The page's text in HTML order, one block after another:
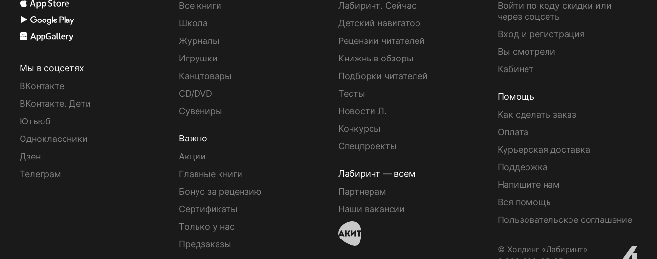
Мы в соцсетях
ВКонтакте
ВКонтакте. Дети
Ютьюб
Одноклассники
Дзен
Телеграм
Все книги
Школа
Журналы
Игрушки
Канцтовары
CD/DVD
Сувениры
Важно
Акции
Главные книги
Бонус за рецензию
Сертификаты
Только у нас
Предзаказы
Лабиринт. Сейчас
Детский навигатор
Рецензии читателей
Книжные обзоры
Подборки читателей
Тесты
Новости Л.
Конкурсы
Спецпроекты
Лабиринт — всем
Партнерам
Наши вакансии
Войти по коду скидки или
через соцсеть
Вход и регистрация
Вы смотрели
Кабинет
Помощь
Как сделать заказ
Оплата
Курьерская доставка
Поддержка
Напишите нам
Вся помощь
Пользовательское соглашение
© Холдинг «Лабиринт»